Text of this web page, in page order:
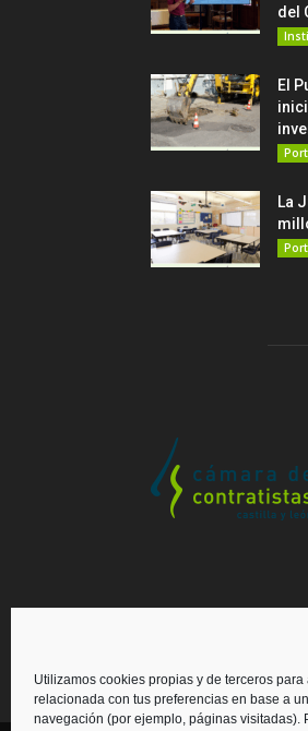
Utilizamos cookies propias y de terceros
relacionada con tus preferencias en base a
navegación (por ejemplo, páginas
del
El
La